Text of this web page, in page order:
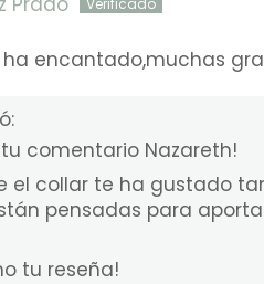
ha encantado,muchas
comentario Nazareth!
el collar te ha gustado
pensadas para
tu reseña!